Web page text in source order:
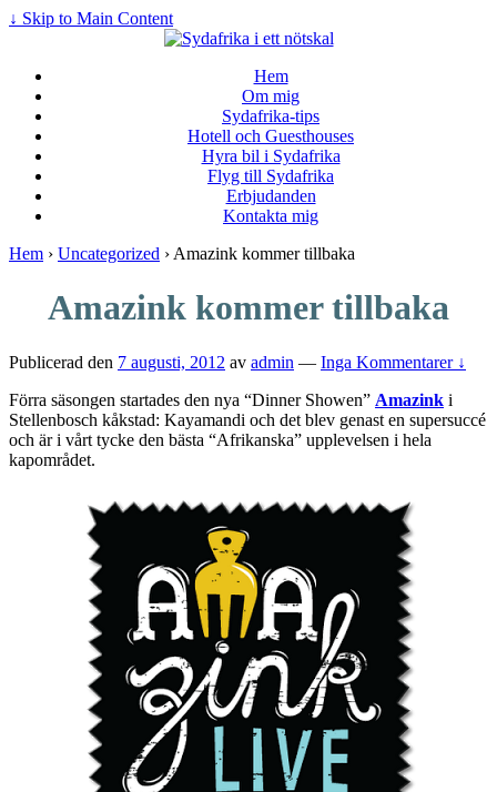
↓ Skip to Main Content
Hem
Om mig
Sydafrika-tips
Hotell och Guesthouses
Hyra bil i Sydafrika
Flyg till Sydafrika
Erbjudanden
Kontakta mig
Hem › Uncategorized › Amazink kommer tillbaka
Amazink kommer tillbaka
Publicerad den 7 augusti, 2012 av admin — Inga Kommentarer ↓
Förra säsongen startades den nya “Dinner Showen” Amazink i
Stellenbosch kåkstad: Kayamandi och det blev genast en supersuccé
och är i vårt tycke den bästa “Afrikanska” upplevelsen i hela
kapområdet.